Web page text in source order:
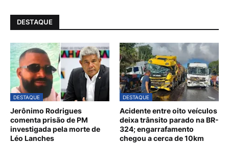
DESTAQUE
DESTAQUE
Jerônimo Rodrigues
comenta prisão de PM
investigada pela morte de
Léo Lanches
DESTAQUE
Acidente entre oito veículos
deixa trânsito parado na BR-
324; engarrafamento
chegou a cerca de 10km